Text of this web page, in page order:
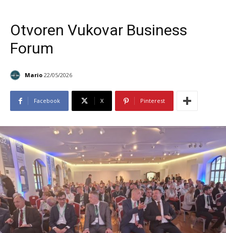
Otvoren Vukovar Business
Forum
Mario 22/05/2026
Facebook X Pinterest